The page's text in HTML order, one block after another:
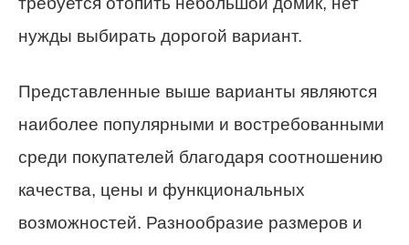
нужды выбирать дорогой вариант.
Представленные выше варианты являются
наиболее популярными и востребованными
среди покупателей благодаря соотношению
качества, цены и функциональных
возможностей. Разнообразие размеров и